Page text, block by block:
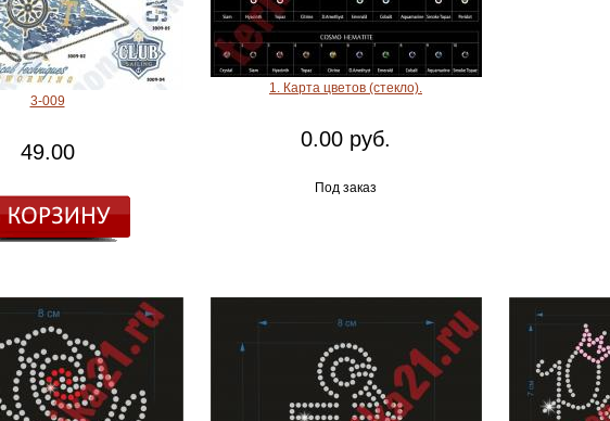
3-009
49.00
1. Карта цветов (стекло).
0.00 руб.
Под заказ